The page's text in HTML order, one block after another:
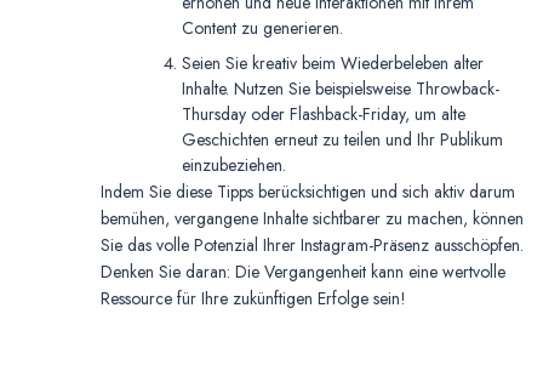
Content zu generieren.
Seien Sie kreativ beim Wiederbeleben alter
Inhalte. Nutzen Sie beispielsweise Throwback-
Thursday oder Flashback-Friday, um alte
Geschichten erneut zu teilen und Ihr Publikum
einzubeziehen.
Indem Sie diese Tipps berücksichtigen und sich aktiv darum
bemühen, vergangene Inhalte sichtbarer zu machen, können
Sie das volle Potenzial Ihrer Instagram-Präsenz ausschöpfen.
Denken Sie daran: Die Vergangenheit kann eine wertvolle
Ressource für Ihre zukünftigen Erfolge sein!